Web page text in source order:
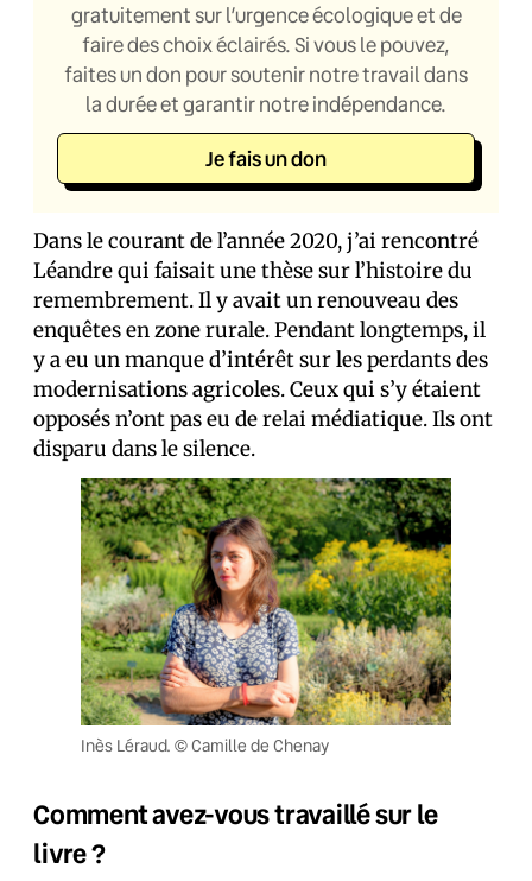
gratuitement sur l’urgence écologique et de
faire des choix éclairés. Si vous le pouvez,
faites un don pour soutenir notre travail dans
la durée et garantir notre indépendance.
Je fais un don
Dans le courant de l’année 2020, j’ai rencontré
Léandre qui faisait une thèse sur l’histoire du
remembrement. Il y avait un renouveau des
enquêtes en zone rurale. Pendant longtemps, il
y a eu un manque d’intérêt sur les perdants des
modernisations agricoles. Ceux qui s’y étaient
opposés n’ont pas eu de relai médiatique. Ils ont
disparu dans le silence.
Inès Léraud. © Camille de Chenay
Comment avez-vous travaillé sur le
livre ?